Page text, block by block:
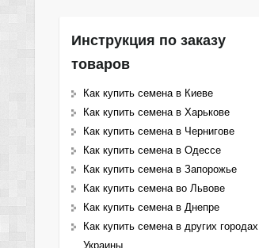
Инструкция по заказу
товаров
Как купить семена в Киеве
Как купить семена в Харькове
Как купить семена в Чернигове
Как купить семена в Одессе
Как купить семена в Запорожье
Как купить семена во Львове
Как купить семена в Днепре
Как купить семена в других городах
Украины